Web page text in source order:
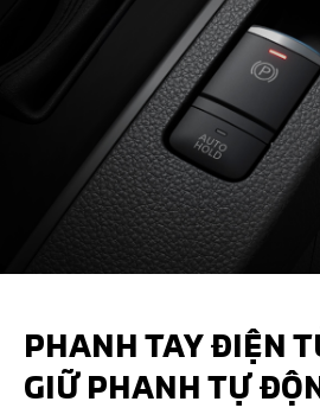
PHANH TAY ĐIỆN
GIỮ PHANH TỰ